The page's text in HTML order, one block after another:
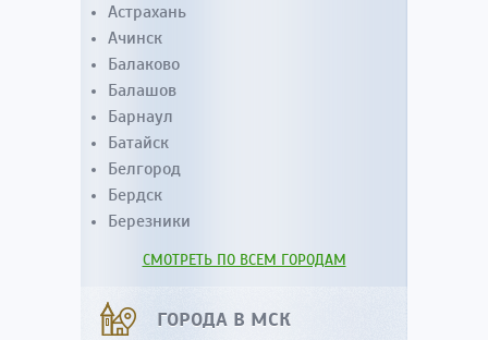
Астрахань
Ачинск
Балаково
Балашов
Барнаул
Батайск
Белгород
Бердск
Березники
СМОТРЕТЬ ПО ВСЕМ ГОРОДАМ
ГОРОДА В МСК